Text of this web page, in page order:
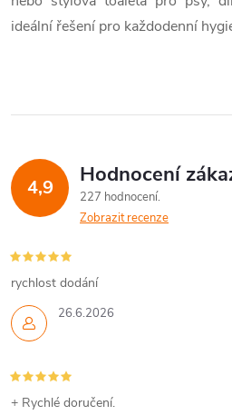
ideální řešení pro každodenní
4,9 Hodnocení
227 hodnocení
Zobrazit recenze
26.6.2026
rychlost dodání
+ Rychlé doručení.